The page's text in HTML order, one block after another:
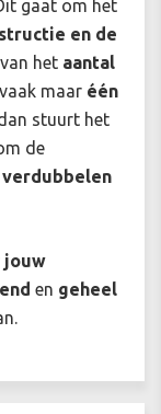
gaat om het
en de
het aantal
maar één
stuurt het
de
verdubbelen
jouw
en geheel